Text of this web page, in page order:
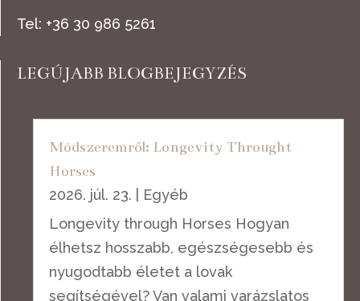
Tel: +36 30 986 5261
LEGÚJABB BLOGBEJEGYZÉS
Módszeremről: Longevity Throught
Horses
2026. júl. 23.
Egyéb
Longevity through Horses Hogyan
élhetsz hosszabb, egészségesebb és
nyugodtabb életet a lovak
segítségével? Van valami varázslatos